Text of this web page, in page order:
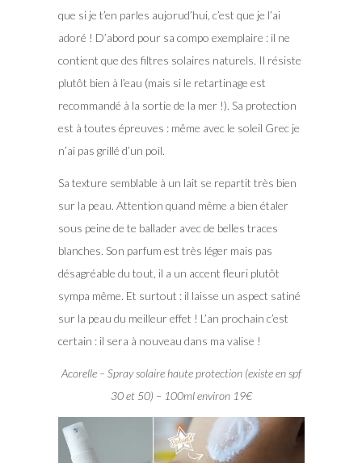
que si je t’en parles aujorud’hui, c’est que je l’ai
adoré ! D’abord pour sa compo exemplaire : il ne
contient que des filtres solaires naturels. Il résiste
plutôt bien à l’eau (mais si le retartinage est
recommandé à la sortie de la mer !). Sa protection
est à toutes épreuves : même avec le soleil Grec je
n’ai pas grillé d’un poil.
Sa texture semblable à un lait se repartit très bien
sur la peau. Attention quand même a bien étaler
sous peine de te ballader avec de belles traces
blanches. Son parfum est très léger mais pas
désagréable du tout, il a un accent fleuri plutôt
sympa même. Et surtout : il laisse un aspect satiné
sur la peau du meilleur effet ! L’an prochain c’est
certain : il sera à nouveau dans ma valise !
Acorelle – Spray solaire haute protection (existe en spf
30 et 50) – 100ml environ 19€